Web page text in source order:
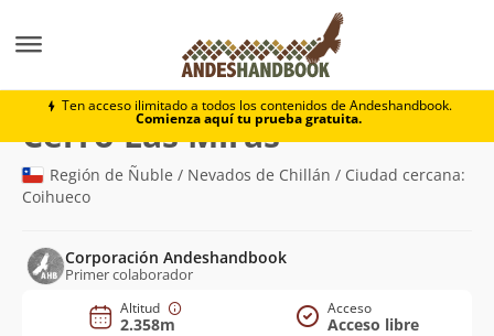
Ten acceso ilimitado a todos los contenidos de Andeshandbook.
Comienza aquí tu prueba gratuita.
Cerro Las Miras
Cerro Las Miras(2.358m)
Región de Ñuble / Nevados de Chillán / Ciudad cercana:
Coihueco
Corporación Andeshandbook
Primer colaborador
Altitud
2.358m
Acceso
Acceso libre